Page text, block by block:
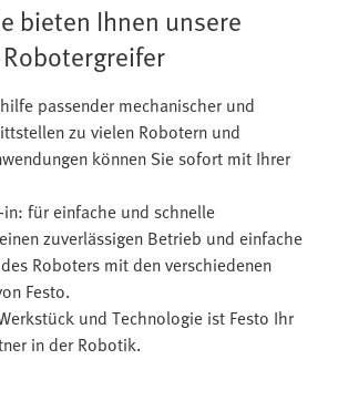
bieten Ihnen unsere
passender mechanischer und
zu vielen Robotern und
können Sie sofort mit Ihrer
in: für einfache und schnelle
zuverlässigen Betrieb und einfache
Roboters mit den verschiedenen
Festo.
und Technologie ist Festo Ihr
in der Robotik.